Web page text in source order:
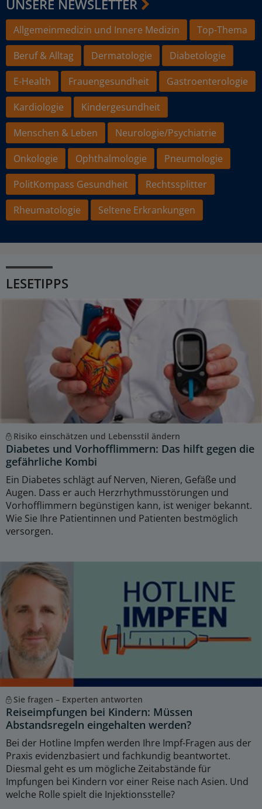
UNSERE NEWSLETTER
Allgemeinmedizin und Innere Medizin
Top-Thema
Beruf & Alltag
Dermatologie
Diabetologie
E-Health
Frauengesundheit
Gastroenterologie
Kardiologie
Kindergesundheit
Menschen & Leben
Neurologie/Psychiatrie
Onkologie
Ophthalmologie
Pneumologie
PolitKompass Gesundheit
Rechtssplitter
Rheumatologie
Seltene Erkrankungen
LESETIPPS
Risiko einschätzen und Lebensstil ändern
Diabetes und Vorhofflimmern: Das hilft gegen die
gefährliche Kombi
Ein Diabetes schlägt auf Nerven, Nieren, Gefäße und
Augen. Dass er auch Herzrhythmusstörungen und
Vorhofflimmern begünstigen kann, ist weniger bekannt.
Wie Sie Ihre Patientinnen und Patienten bestmöglich
versorgen.
Sie fragen – Experten antworten
Reiseimpfungen bei Kindern: Müssen
Abstandsregeln eingehalten werden?
Bei der Hotline Impfen werden Ihre Impf-Fragen aus der
Praxis evidenzbasiert und fachkundig beantwortet.
Diesmal geht es um mögliche Zeitabstände für
Impfungen bei Kindern vor einer Reise nach Asien. Und
welche Rolle spielt die Injektionsstelle?